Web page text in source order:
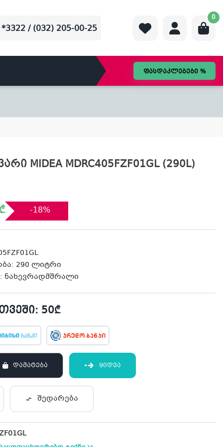
*3322 / (032) 205-00-25
0
ფასდაკლებები %
MIDEA MDRC405FZF01GL (290L)
-18%
290 ლიტრი
ნახევრადმშრალი
50₾
ᲓᲐᲛᲐᲢᲔᲑᲐ ᲧᲘᲓᲕᲐ
შედარება